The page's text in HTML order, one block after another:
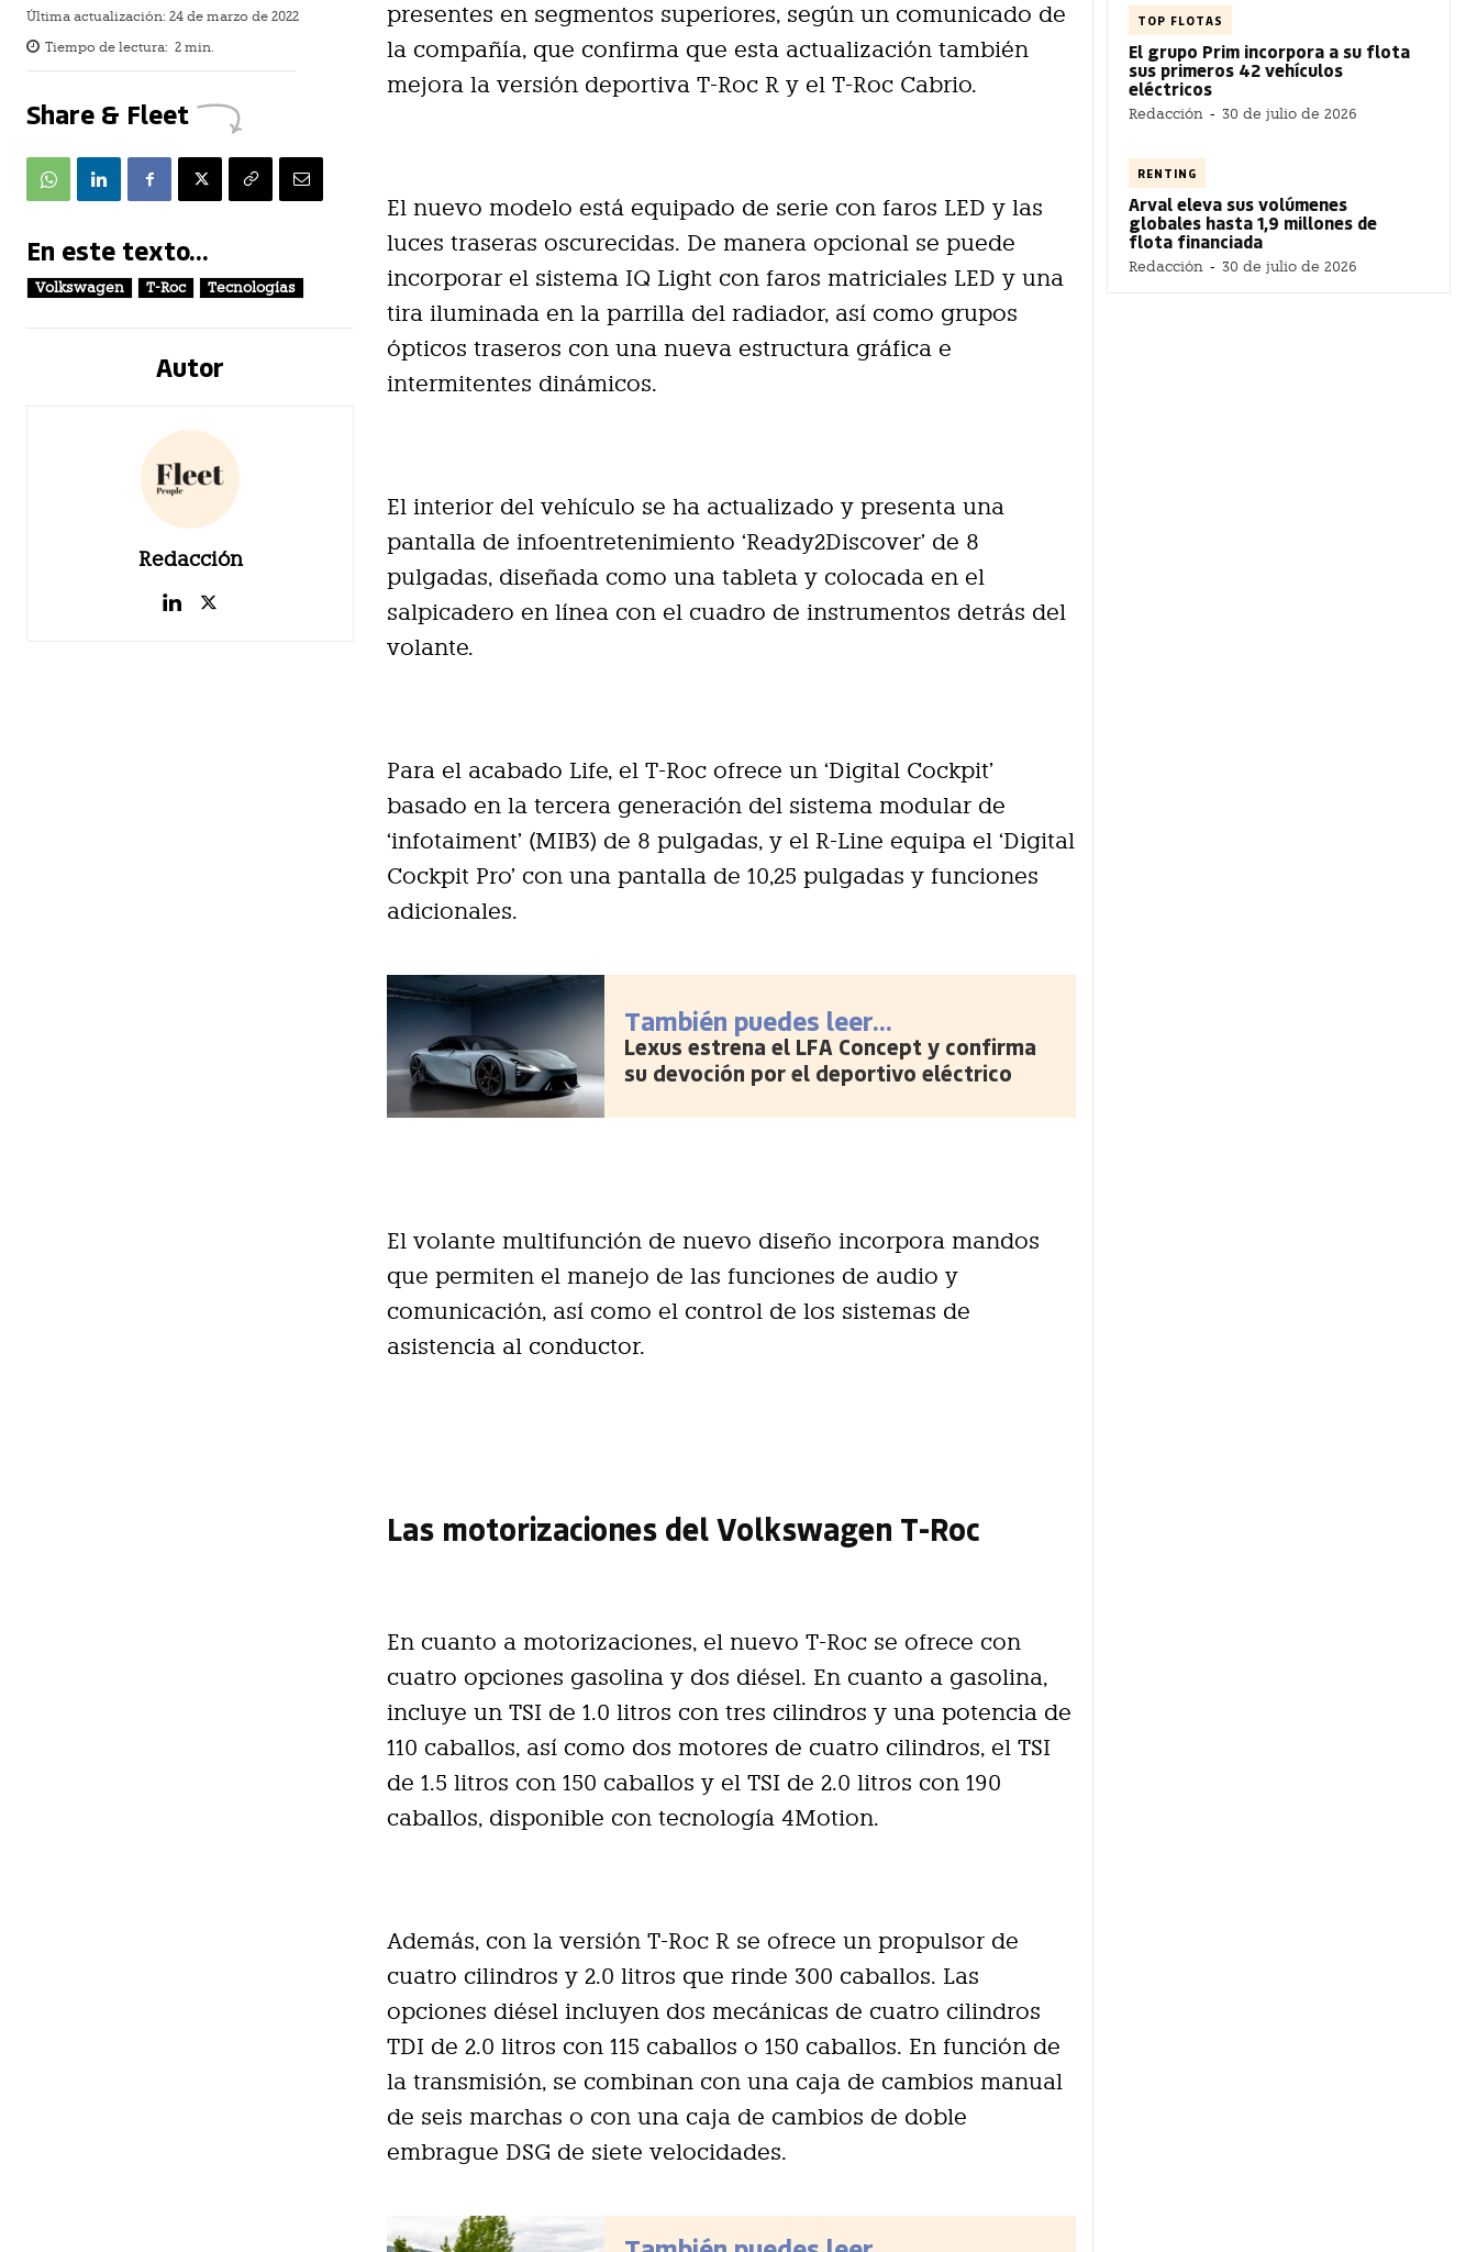
Última actualización: 24 de marzo de 2022
Tiempo de lectura: 2 min.
Share & Fleet
En este texto...
Volkswagen T-Roc Tecnologías
Autor
Redacción
presentes en segmentos superiores, según un comunicado de
la compañía, que confirma que esta actualización también
mejora la versión deportiva T-Roc R y el T-Roc Cabrio.
El nuevo modelo está equipado de serie con faros LED y las
luces traseras oscurecidas. De manera opcional se puede
incorporar el sistema IQ Light con faros matriciales LED y una
tira iluminada en la parrilla del radiador, así como grupos
ópticos traseros con una nueva estructura gráfica e
intermitentes dinámicos.
El interior del vehículo se ha actualizado y presenta una
pantalla de infoentretenimiento ‘Ready2Discover’ de 8
pulgadas, diseñada como una tableta y colocada en el
salpicadero en línea con el cuadro de instrumentos detrás del
volante.
Para el acabado Life, el T-Roc ofrece un ‘Digital Cockpit’
basado en la tercera generación del sistema modular de
‘infotaiment’ (MIB3) de 8 pulgadas, y el R-Line equipa el ‘Digital
Cockpit Pro’ con una pantalla de 10,25 pulgadas y funciones
adicionales.
También puedes leer...
Lexus estrena el LFA Concept y confirma
su devoción por el deportivo eléctrico
El volante multifunción de nuevo diseño incorpora mandos
que permiten el manejo de las funciones de audio y
comunicación, así como el control de los sistemas de
asistencia al conductor.
Las motorizaciones del Volkswagen T-Roc
En cuanto a motorizaciones, el nuevo T-Roc se ofrece con
cuatro opciones gasolina y dos diésel. En cuanto a gasolina,
incluye un TSI de 1.0 litros con tres cilindros y una potencia de
110 caballos, así como dos motores de cuatro cilindros, el TSI
de 1.5 litros con 150 caballos y el TSI de 2.0 litros con 190
caballos, disponible con tecnología 4Motion.
Además, con la versión T-Roc R se ofrece un propulsor de
cuatro cilindros y 2.0 litros que rinde 300 caballos. Las
opciones diésel incluyen dos mecánicas de cuatro cilindros
TDI de 2.0 litros con 115 caballos o 150 caballos. En función de
la transmisión, se combinan con una caja de cambios manual
de seis marchas o con una caja de cambios de doble
embrague DSG de siete velocidades.
TOP FLOTAS
El grupo Prim incorpora a su flota
sus primeros 42 vehículos
eléctricos
Redacción - 30 de julio de 2026
RENTING
Arval eleva sus volúmenes
globales hasta 1,9 millones de
flota financiada
Redacción - 30 de julio de 2026